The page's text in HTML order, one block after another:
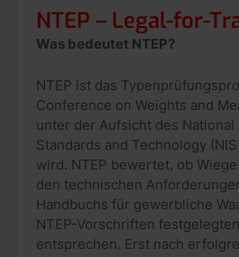
NTEP – Legal-for-
Was bedeutet NTEP?
NTEP ist das
Conference on Weights and
unter der Aufsicht des
Standards and Technology
wird. NTEP bewertet, ob
den technischen
Handbuchs für gewerbliche
NTEP-Vorschriften
entsprechen. Erst nach